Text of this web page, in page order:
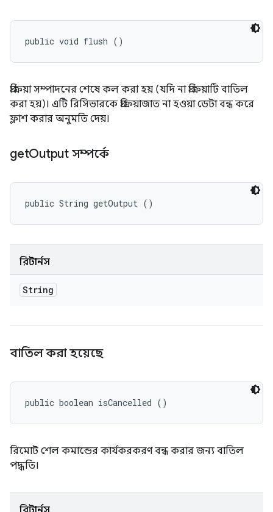
public void flush ()
প্রক্রিয়া সম্পাদনের শেষে কল করা হয় (যদি না প্রক্রিয়াটি বাতিল
করা হয়)। এটি রিসিভারকে প্রক্রিয়াজাত না হওয়া ডেটা বন্ধ করে
ফ্লাশ করার অনুমতি দেয়।
getOutput সম্পর্কে
public String getOutput ()
রিটার্নস
String
বাতিল করা হয়েছে
public boolean isCancelled ()
রিমোট শেল কমান্ডের কার্যকরকরণ বন্ধ করার জন্য বাতিল
পদ্ধতি।